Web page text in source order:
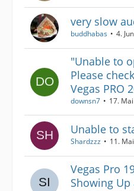
very slow
buddhabas 4.
"Unable to
Please
Vegas PRO
downsn7 17.
Unable to
Shardzzz 11.
Vegas Pro
Showing Up